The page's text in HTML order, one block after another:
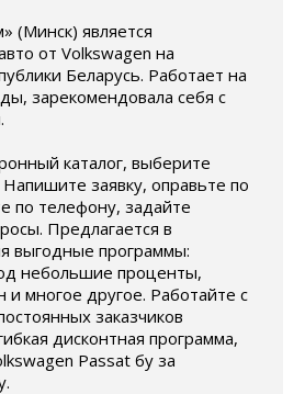
(Минск) является
от Volkswagen на
Беларусь. Работает на
зарекомендовала себя с
каталог, выберите
заявку, оправьте по
по телефону, задайте
Предлагается в
выгодные программы:
небольшие проценты,
и многое другое. Работайте с
заказчиков
дисконтная программа,
Passat бу за